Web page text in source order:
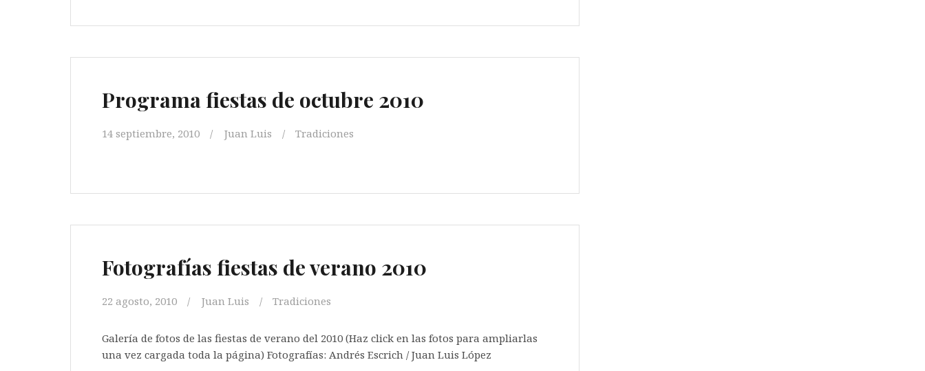
Programa fiestas de octubre 2010
14 septiembre, 2010 Juan Luis Tradiciones
Fotografías fiestas de verano 2010
22 agosto, 2010 Juan Luis Tradiciones
Galería de fotos de las fiestas de verano del 2010 (Haz click en las fotos para ampliarlas
una vez cargada toda la página) Fotografías: Andrés Escrich / Juan Luis López